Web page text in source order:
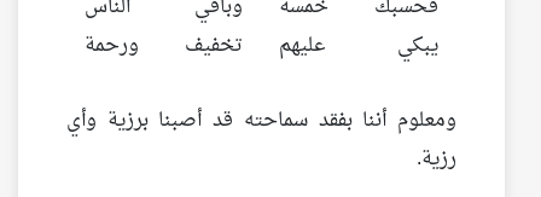
فحسبك خمسة
يبكي عليهم
وباقي الناس
تخفيف ورحمة
ومعلوم أننا بفقد سماحته قد أصبنا برزية وأي
رزية.